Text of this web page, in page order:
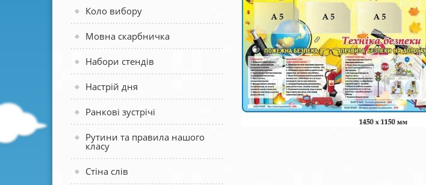
Коло вибору
Мовна скарбничка
Набори стендів
Настрій дня
Ранкові зустрічі
Рутини та правила нашого
класу
Стіна слів